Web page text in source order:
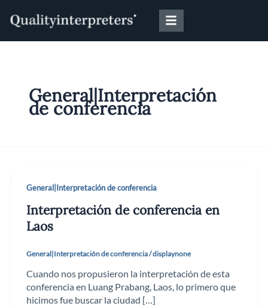
General|Interpretación
de conferencia
General|Interpretación de conferencia
Interpretación de conferencia en
Laos
General|Interpretación de conferencia/displaynone
Cuando nos propusieron la interpretación de esta
conferencia en Luang Prabang, Laos, lo primero que
hicimos fue buscar la ciudad […]